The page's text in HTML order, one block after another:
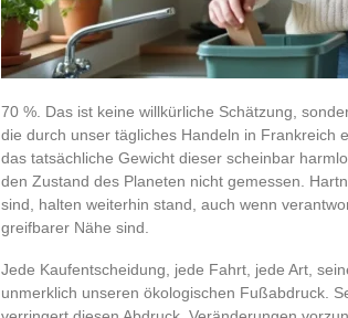
70 %. Das ist keine willkürliche Schätzung,
die durch unser tägliches Handeln in Frankreich
das tatsächliche Gewicht dieser scheinbar
den Zustand des Planeten nicht gemessen.
sind, halten weiterhin stand, auch wenn
greifbarer Nähe sind.
Jede Kaufentscheidung, jede Fahrt, jede Art,
unmerklich unseren ökologischen Fußabdruck.